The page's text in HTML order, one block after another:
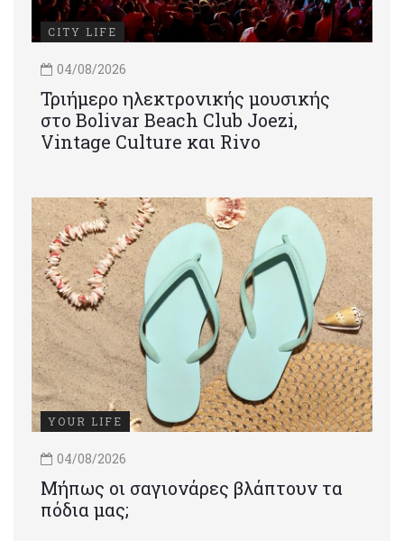
CITY LIFE
04/08/2026
Τριήμερο ηλεκτρονικής μουσικής
στο Bolivar Beach Club Joezi,
Vintage Culture και Rivo
YOUR LIFE
04/08/2026
Μήπως οι σαγιονάρες βλάπτουν τα
πόδια μας;